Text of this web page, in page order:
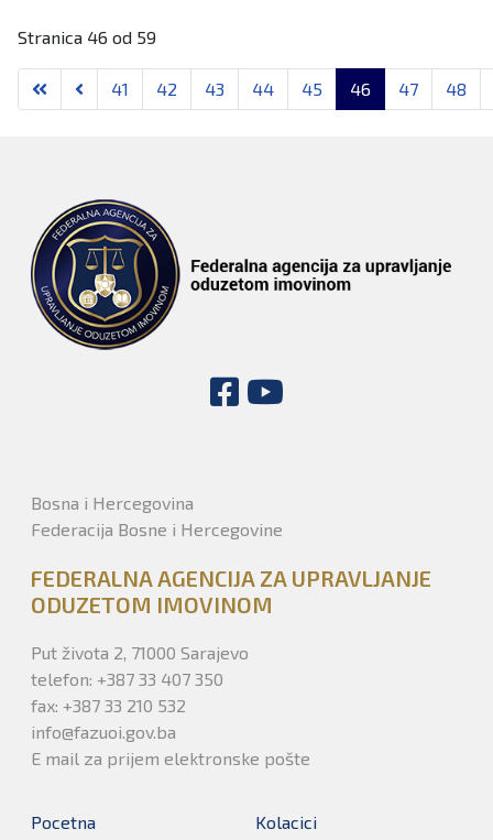
Stranica 46 od 59
41 42 43 44 45 46 47 48
Bosna i Hercegovina
Federacija Bosne i Hercegovine
FEDERALNA AGENCIJA ZA UPRAVLJANJE
ODUZETOM IMOVINOM
Put života 2, 71000 Sarajevo
telefon: +387 33 407 350
fax: +387 33 210 532
info@fazuoi.gov.ba
E mail za prijem elektronske pošte
Pocetna Kolacici